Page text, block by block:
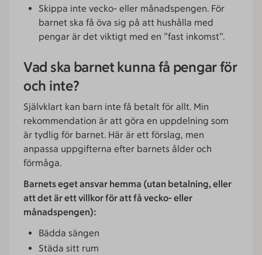
Skippa inte vecko- eller månadspengen. För
barnet ska få öva sig på att hushålla med
pengar är det viktigt med en ”fast inkomst”.
Vad ska barnet kunna få pengar för
och inte?
Självklart kan barn inte få betalt för allt. Min
rekommendation är att göra en uppdelning som
är tydlig för barnet. Här är ett förslag, men
anpassa uppgifterna efter barnets ålder och
förmåga.
Barnets eget ansvar hemma (utan betalning, eller
att det är ett villkor för att få vecko- eller
månadspengen):
Bädda sängen
Städa sitt rum